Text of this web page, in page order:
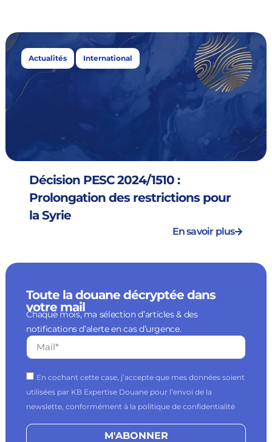
Actualités , International
Décision PESC 2024/1510 :
Prolongation des restrictions pour
la Syrie
En savoir plus
Toute la douane décryptée dans
votre mail
Chaque mois, ma sélection d’articles & des
notifications d’alerte en cas d’urgence.
En cochant cette case, j’accepte que mes données soient
utilisées par KB Expertise Douane pour l’envoi de la
newslette, conformément à la politique de confidentialité
M'ABONNER